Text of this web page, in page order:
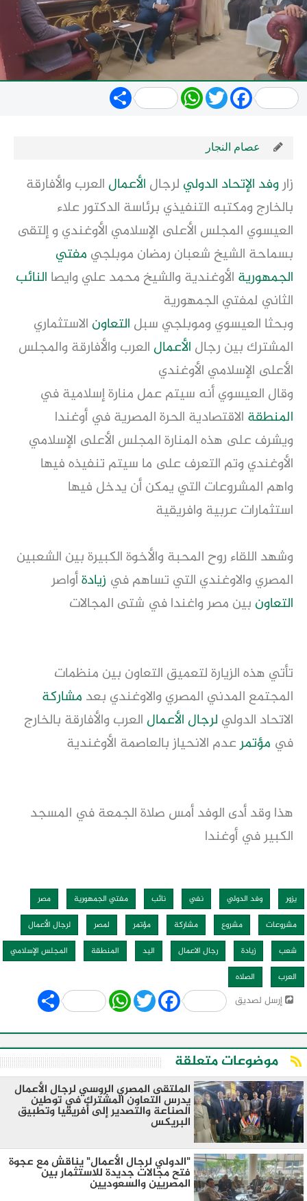
Share WhatsApp
TwitterFacebook
عصام النجار
زاروفد الإتحاد الدولي لرجال الأعمال العرب والأفارقة
بالخارج ومكتبه التنفيذي برئاسة الدكتور علاء
العيسوي المجلس الأعلى الإسلامي الأوغندي و إلتقى
بسماحة الشيخ شعبان رمضان موبلجي مفتي
الجمهورية الأوغندية والشيخ محمد علي وايصا النائب
الثاني لمفتي الجمهورية
وبحثا العيسوي وموبلجي سبل التعاون الاستثماري
المشترك بين رجال الأعمال العرب والأفارقة والمجلس
الأعلى الإسلامي الأوغندي
وقال العيسوي أنه سيتم عمل منارة إسلامية في
المنطقة الاقتصادية الحرة المصرية في أوغندا
ويشرف على هذه المنارة المجلس الأعلى الإسلامي
الأوغندي وتم التعرف على ما سيتم تنفيذه فيها
واهم المشروعات التي يمكن أن يدخل فيها
استثمارات عربية وافريقية
وشهد اللقاء روح المحبة والأخوة الكبيرة بين الشعبين
المصري والاوغندي التي تساهم في زيادةأواصر
التعاون بين مصر واغندا في شتى المجالات
تأتي هذه الزيارة لتعميق التعاون بين منظمات
المجتمع المدني المصري والاوغندي بعد مشاركة
الاتحاد الدولي لرجال الأعمال العرب والأفارقة بالخارج
في مؤتمرعدم الانحياز بالعاصمة الأوغندية
هذا وقد أدى الوفد أمس صلاة الجمعة في المسجد
الكبير في أوغندا
يزور وفد الدولي نفي نائب مفتي الجمهورية
مصر
مشروعات
مشروع مشاركة مؤتمر لمصر
لرجال الأعمال
شعب
زيادة رجال الاعمال اليد المنطقة
المجلس الإسلامي
العرب
الصلاه
إرسل لصديق Share WhatsApp
Twitter Facebook
موضوعات متعلقة
الملتقى المصري الروسي لرجال الأعمال
يدرس التعاون المشترك في توطين
الصناعة والتصدير إلى أفريقيا وتطبيق
البريكس
"الدولي لرجال الأعمال" يناقش مع عجوة
فتح مجالات جديدة للاستثمار بين
المصريين والسعوديين